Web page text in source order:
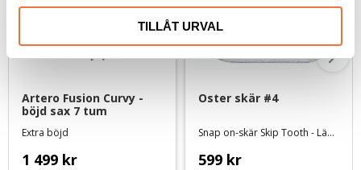
TILLÅT URVAL
Artero Fusion Curvy -
böjd sax 7 tum
Extra böjd
1 499 kr
Oster skär #4
Snap on-skär Skip Tooth - Lämnar 9,5 mm
599 kr